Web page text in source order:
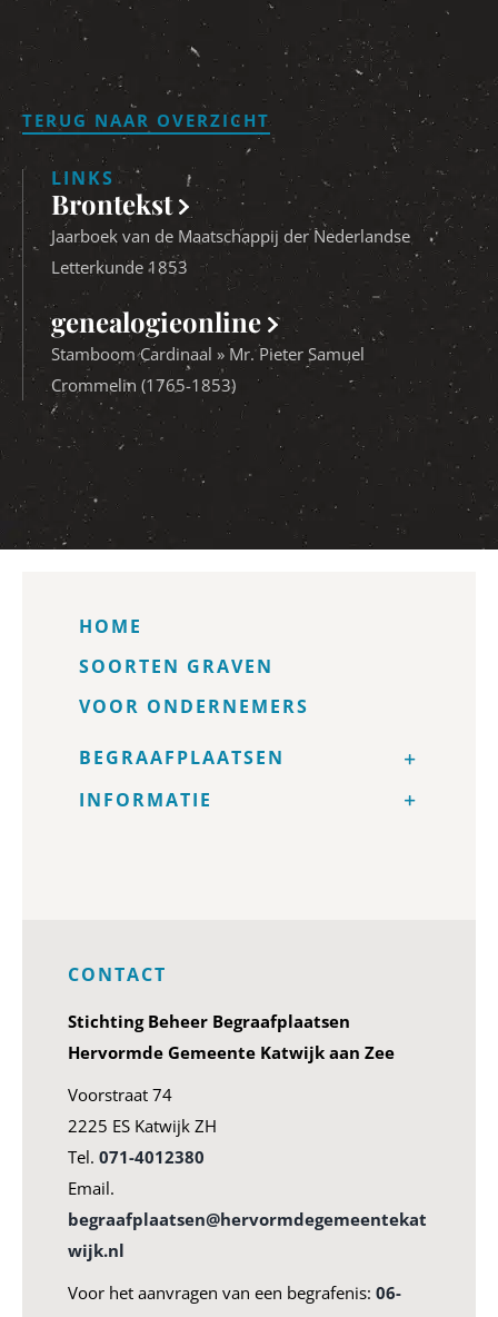
TERUG NAAR OVERZICHT
LINKS
Brontekst
Jaarboek van de Maatschappij der Nederlandse
Letterkunde 1853
genealogieonline
Stamboom Cardinaal » Mr. Pieter Samuel
Crommelin (1765-1853)
HOME
SOORTEN GRAVEN
VOOR ONDERNEMERS
BEGRAAFPLAATSEN
INFORMATIE
CONTACT
Stichting Beheer Begraafplaatsen
Hervormde Gemeente Katwijk aan Zee
Voorstraat 74
2225 ES Katwijk ZH
Tel. 071-4012380
Email.
begraafplaatsen@hervormdegemeentekat
wijk.nl
Voor het aanvragen van een begrafenis: 06-